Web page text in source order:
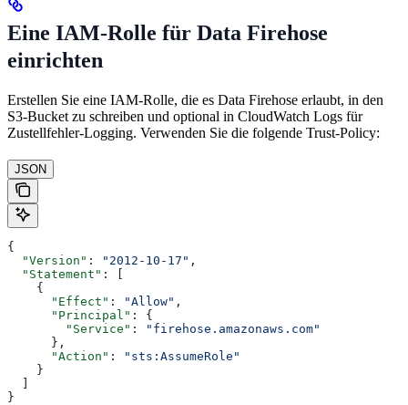
Eine IAM-Rolle für Data Firehose
einrichten
Erstellen Sie eine IAM-Rolle, die es Data Firehose erlaubt, in den
S3-Bucket zu schreiben und optional in CloudWatch Logs für
Zustellfehler-Logging. Verwenden Sie die folgende Trust-Policy:
JSON
{
  "Version"
: "2012-10-17" ,
  "Statement"
: [
    {
      "Effect"
: "Allow" ,
      "Principal"
: {
        "Service"
:
"firehose.amazonaws.com"
      },
      "Action"
:
"sts:AssumeRole"
    }
  ]
}